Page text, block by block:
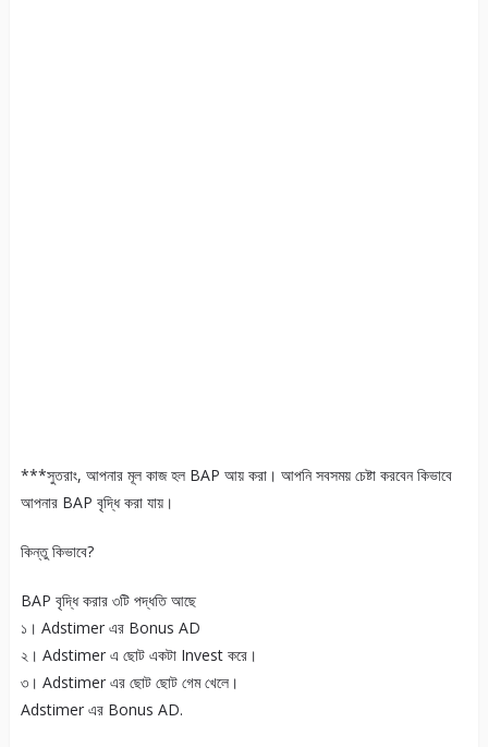
***সুতরাং, আপনার মূল কাজ হল BAP আয় করা। আপনি সবসময় চেষ্টা করবেন কিভাবে
আপনার BAP বৃদ্ধি করা যায়।
কিন্তু কিভাবে?
BAP বৃদ্ধি করার ৩টি পদ্ধতি আছে
১। Adstimer এর Bonus AD
২। Adstimer এ ছোট একটা Invest করে।
৩। Adstimer এর ছোট ছোট গেম খেলে।
Adstimer এর Bonus AD.